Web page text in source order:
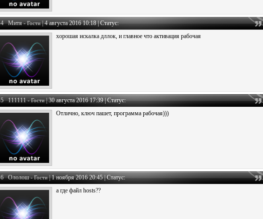
4 Митя -Гости|4 августа 2016 10:18 | Статус:
хорошая искалка дллок, и главное что активация рабочая
5 111111 -Гости|30 августа 2016 17:39 | Статус:
Отлично, ключ пашет, программа рабочая)))
6 Ололош -Гости|1 ноября 2016 20:45 | Статус:
а где файл hosts??